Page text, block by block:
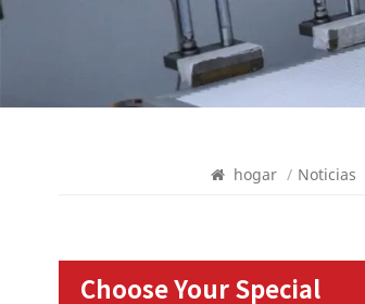
hogar / Noticias
Choose Your Special